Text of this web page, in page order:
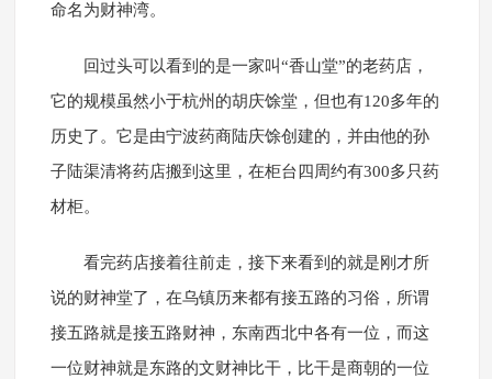
命名为财神湾。
回过头可以看到的是一家叫“香山堂”的老药店，
它的规模虽然小于杭州的胡庆馀堂，但也有120多年的
历史了。它是由宁波药商陆庆馀创建的，并由他的孙
子陆渠清将药店搬到这里，在柜台四周约有300多只药
材柜。
看完药店接着往前走，接下来看到的就是刚才所
说的财神堂了，在乌镇历来都有接五路的习俗，所谓
接五路就是接五路财神，东南西北中各有一位，而这
一位财神就是东路的文财神比干，比干是商朝的一位